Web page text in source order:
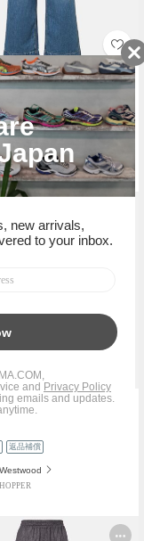
送料込
返品補償
送料込
返品補償